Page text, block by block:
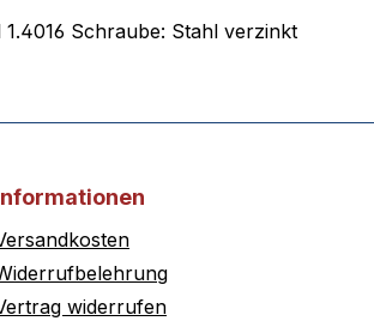
Schraube: Stahl verzinkt
widerrufen